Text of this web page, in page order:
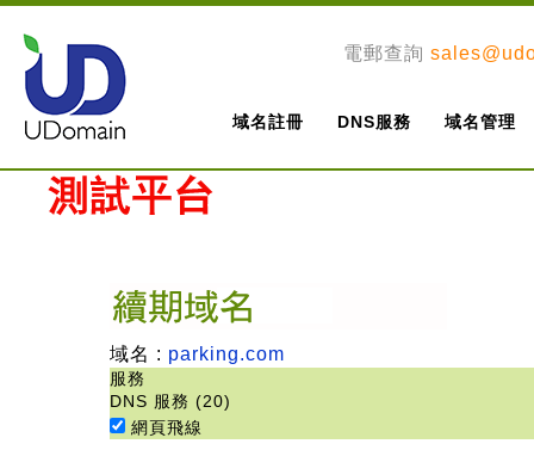
電郵查詢
域名註冊 DNS服務 域名管理
域名 : parking.com
服務
DNS 服務 (20)
網頁飛線